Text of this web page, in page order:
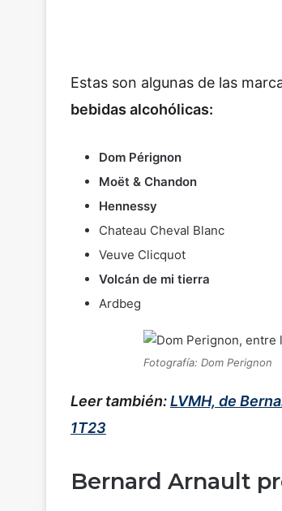
Estas son algunas de las
bebidas alcohólicas:
Dom Pérignon
Moët & Chandon
Hennessy
Chateau Cheval Blanc
Veuve Clicquot
Volcán de mi tierra
Ardbeg
Fotografía: Dom Perignon
Leer también:LVMH, de
1T23
Bernard Arnault